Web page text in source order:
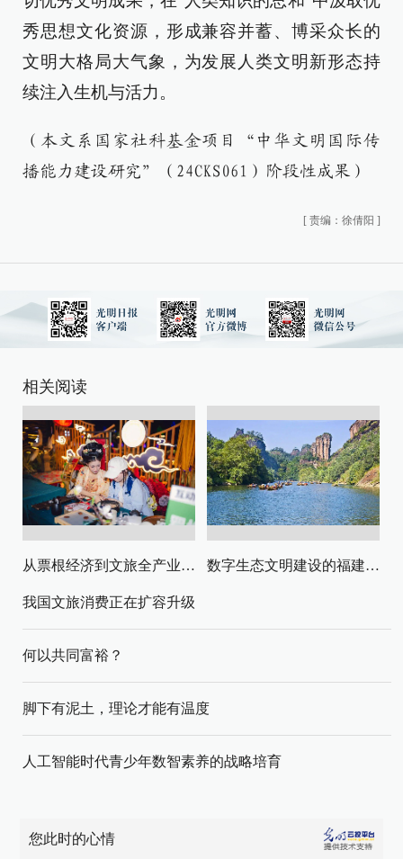
秀思想文化资源，形成兼容并蓄、博采众长的
文明大格局大气象，为发展人类文明新形态持
续注入生机与活力。
（本文系国家社科基金项目“中华文明国际传
播能力建设研究”（24CKS061）阶段性成果）
[ 责编：徐倩阳 ]
相关阅读
从票根经济到文旅全产业链升级 数字生态文明建设的福建路径与启示
我国文旅消费正在扩容升级
何以共同富裕？
脚下有泥土，理论才能有温度
人工智能时代青少年数智素养的战略培育
您此时的心情